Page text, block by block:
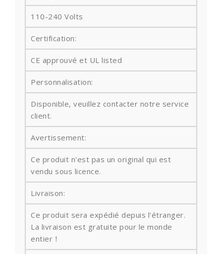
110-240 Volts
Certification:
CE approuvé et UL listed
Personnalisation:
Disponible, veuillez contacter notre service
client.
Avertissement:
Ce produit n'est pas un original qui est
vendu sous licence.
Livraison:
Ce produit sera expédié depuis l'étranger.
La livraison est gratuite pour le monde
entier！